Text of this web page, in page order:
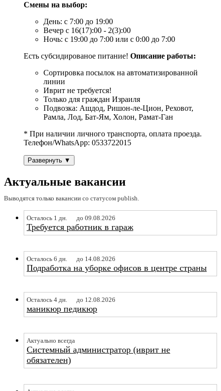
Смены на выбор:
День: с 7:00 до 19:00
Вечер с 16(17):00 - 2(3):00
Ночь: с 19:00 до 7:00 или с 0:00 до 7:00
Есть субсидированое питание! Описание работы:
Сортировка посылок на автоматизированной
линии
Иврит не требуется!
Только для граждан Израиля
Подвозка: Ашдод, Ришон-ле-Цион, Реховот,
Рамла, Лод, Бат-Ям, Холон, Рамат-Ган
* При наличии личного транспорта, оплата проезда.
Телефон/WhatsApp: 0533722015
Развернуть ▼
Актуальные вакансии
Выводятся только вакансии со статусом publish.
Осталось 1 дн. до 09.08.2026
Требуется работник в гараж
Осталось 6 дн. до 14.08.2026
Подработка на уборке офисов в центре страны
Осталось 4 дн. до 12.08.2026
маникюр педикюр
Актуально всегда
Системный администратор (иврит не
обязателен)